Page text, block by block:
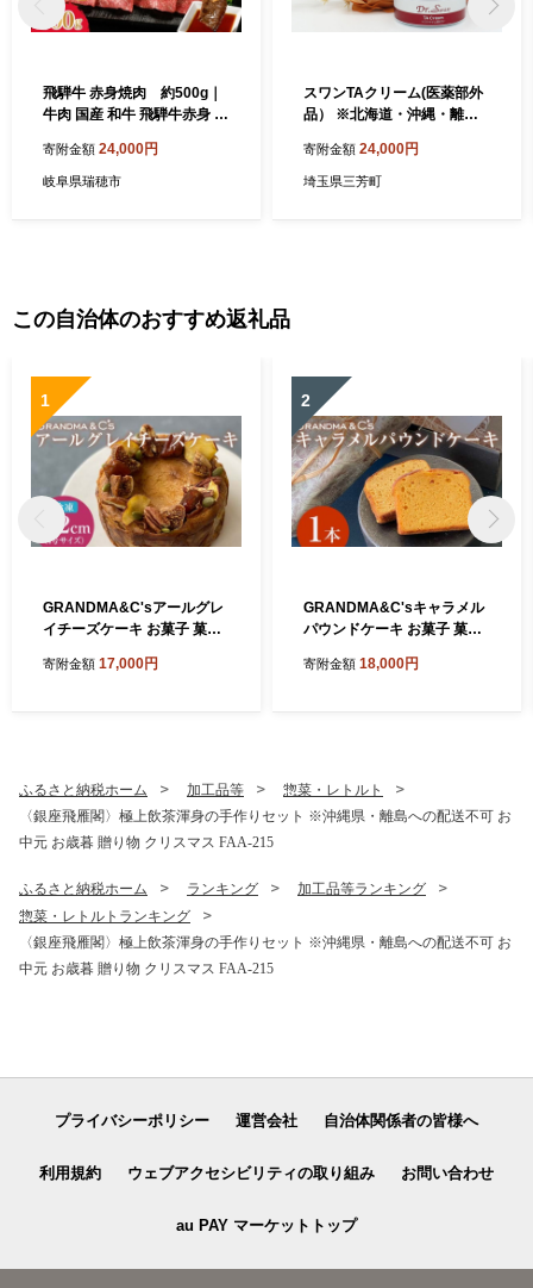
飛騨牛 赤身焼肉 約500g｜
牛肉 国産 和牛 飛騨牛赤身 飛
飛騨牛焼肉用 赤身飛騨牛 飛
騨牛 牛肉 ひだ牛 飛騨ぎゅう
への配送不可
寄附金額 24,000円
岐阜県瑞穂市
スワンTAクリーム(医薬部外
品） ※北海道・沖縄・離島
寄附金額 24,000円
埼玉県三芳町
この自治体のおすすめ返礼品
1
GRANDMA&C'sアールグレ
イチーズケーキ お菓子 菓子
寄附金額 17,000円
2
GRANDMA&C'sキャラメル
パウンドケーキ お菓子 菓子
寄附金額 18,000円
ふるさと納税ホーム 加工品等
惣菜・レトルト
〈銀座飛雁閣〉極上飲茶渾身の手作りセット ※沖縄県・離島への配送不可 お
中元 お歳暮 贈り物 クリスマス FAA-215
ふるさと納税ホーム ランキング
加工品等ランキング
惣菜・レトルトランキング
〈銀座飛雁閣〉極上飲茶渾身の手作りセット ※沖縄県・離島への配送不可 お
中元 お歳暮 贈り物 クリスマス FAA-215
プライバシーポリシー 運営会社 自治体関係者の皆様へ
利用規約 ウェブアクセシビリティの取り組み お問い合わせ
au PAY マーケットトップ